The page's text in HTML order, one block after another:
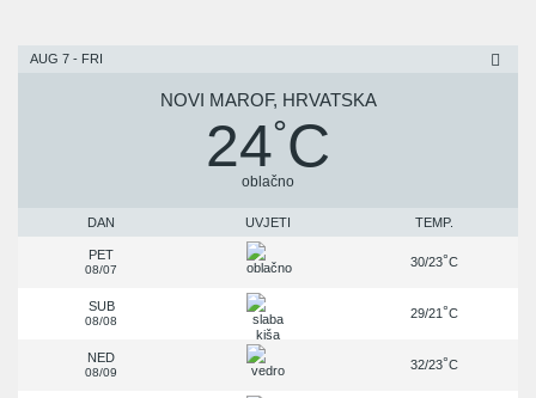
AUG 7 - FRI
NOVI MAROF, HRVATSKA
24°C
oblačno
DAN UVJETI TEMP.
PET
08/07
30/23°C
SUB
08/08
29/21°C
NED
08/09
32/23°C